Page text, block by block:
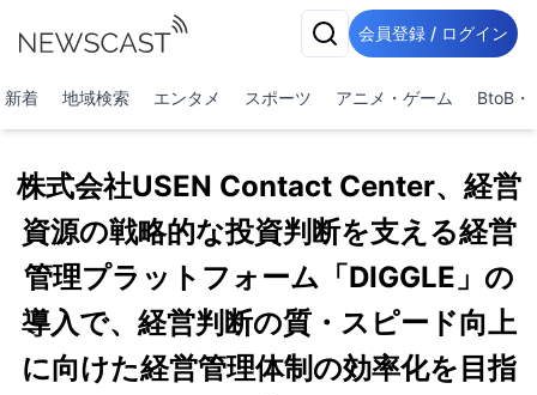
会員登録 / ログイン
新着 地域検索 エンタメ スポーツ アニメ・ゲーム BtoB・
株式会社USEN Contact Center、経営
資源の戦略的な投資判断を支える経営
管理プラットフォーム「DIGGLE」の
導入で、経営判断の質・スピード向上
に向けた経営管理体制の効率化を目指